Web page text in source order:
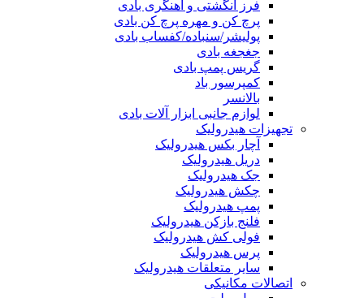
فرز انگشتی و آهنگری بادی
پرچ کن و مهره پرچ کن بادی
پولیشر/سنباده/کفساب بادی
جغجغه بادی
گریس پمپ بادی
کمپرسور باد
بالانسر
لوازم جانبی ابزار آلات بادی
تجهیزات هیدرولیک
آچار بکس هیدرولیک
دریل هیدرولیک
جک هیدرولیک
چکش هیدرولیک
پمپ هیدرولیک
فلنج بازکن هیدرولیک
فولی کش هیدرولیک
پرس هیدرولیک
سایر متعلقات هیدرولیک
اتصالات مکانیکی